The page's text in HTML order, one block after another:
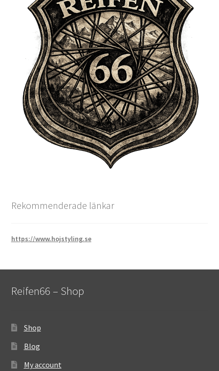
Rekommenderade länkar
https://www.hojstyling.se
Reifen66 – Shop
Shop
Blog
My account